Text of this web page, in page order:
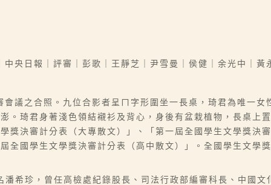
央日報｜評審｜彭歌｜王靜芝｜尹雪曼｜侯健｜余光中｜黃
議之合照。九位合影者呈ㄇ字形圍坐一長桌，琦君為唯一
。琦君身著淺色領結襯衫及背心，身後有盆栽植物，長桌上
獎決審計分表（大專散文）」、「第一屆全國學生文學獎決
全國學生文學獎決審計分表（高中散文）」。全國學生文學
希珍，曾任高檢處紀錄股長、司法行政部編審科長、中國文